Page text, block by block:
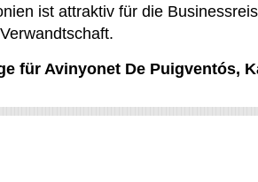
ist attraktiv für die
für Avinyonet De Puigventós,